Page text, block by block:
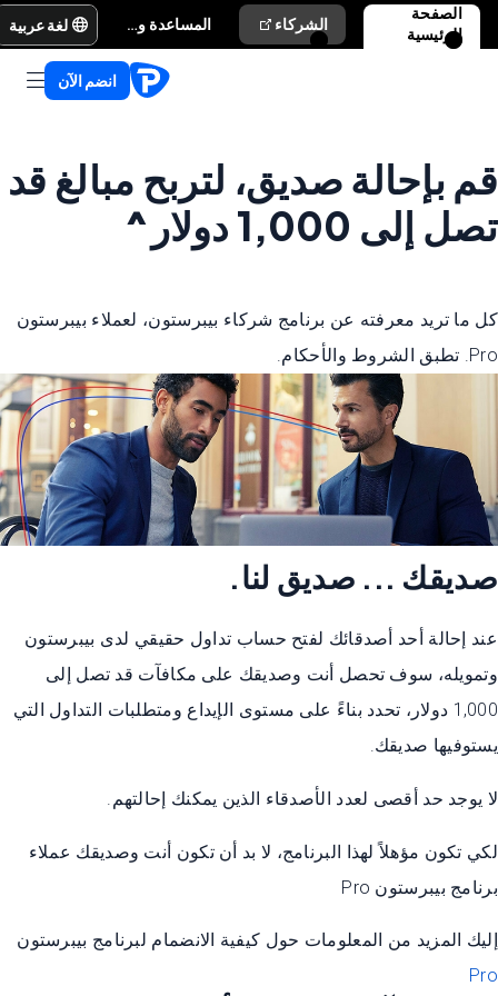
الصفحة
الرئيسية
الشركاء المساعدة والدعم لغة عربية
انضم الآن
قم بإحالة صديق، لتربح مبالغ قد
تصل إلى 1,000 دولار^
كل ما تريد معرفته عن برنامج شركاء بيبرستون، لعملاء بيبرستون
Pro. تطبق الشروط والأحكام.
صديقك ... صديق لنا.
عند إحالة أحد أصدقائك لفتح حساب تداول حقيقي لدى بيبرستون
وتمويله، سوف تحصل أنت وصديقك على مكافآت قد تصل إلى
1,000 دولار، تحدد بناءً على مستوى الإيداع ومتطلبات التداول التي
يستوفيها صديقك.
لا يوجد حد أقصى لعدد الأصدقاء الذين يمكنك إحالتهم.
لكي تكون مؤهلاً لهذا البرنامج، لا بد أن تكون أنت وصديقك عملاء
برنامج بيبرستون Pro
إليك المزيد من المعلومات حول كيفية الانضمام لبرنامج بيبرستون
Pro